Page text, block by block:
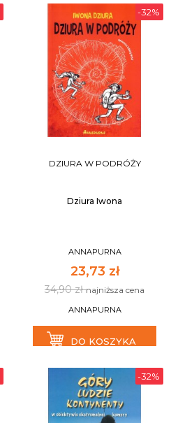
-32%
DZIURA W PODRÓŻY
Dziura Iwona
ANNAPURNA
23,73 zł
34,90 złnajniższa cena
ANNAPURNA
DO KOSZYKA
-32%